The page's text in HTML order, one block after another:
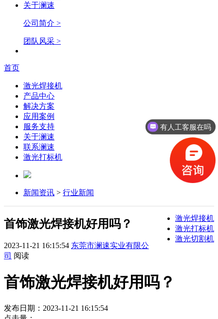
关于澜速
公司简介 >
团队风采 >
首页
激光焊接机
产品中心
解决方案
应用案例
服务支持
关于澜速
联系澜速
激光打标机
新闻资讯 > 行业新闻
激光焊接机
激光打标机
激光切割机
首饰激光焊接机好用吗？
2023-11-21 16:15:54 东莞市澜速实业有限公
司 阅读
首饰激光焊接机好用吗？
发布日期：2023-11-21 16:15:54
有人工客服在吗